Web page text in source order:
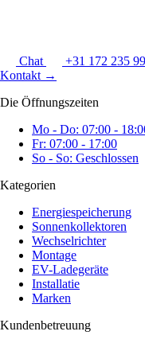
Chat +31 172 235
Kontakt →
Die Öffnungszeiten
Mo - Do: 07:00 -
Fr: 07:00 - 17:00
So - So: Geschlossen
Kategorien
Energiespeicherung
Sonnenkollektoren
Wechselrichter
Montage
EV-Ladegeräte
Installatie
Marken
Kundenbetreuung